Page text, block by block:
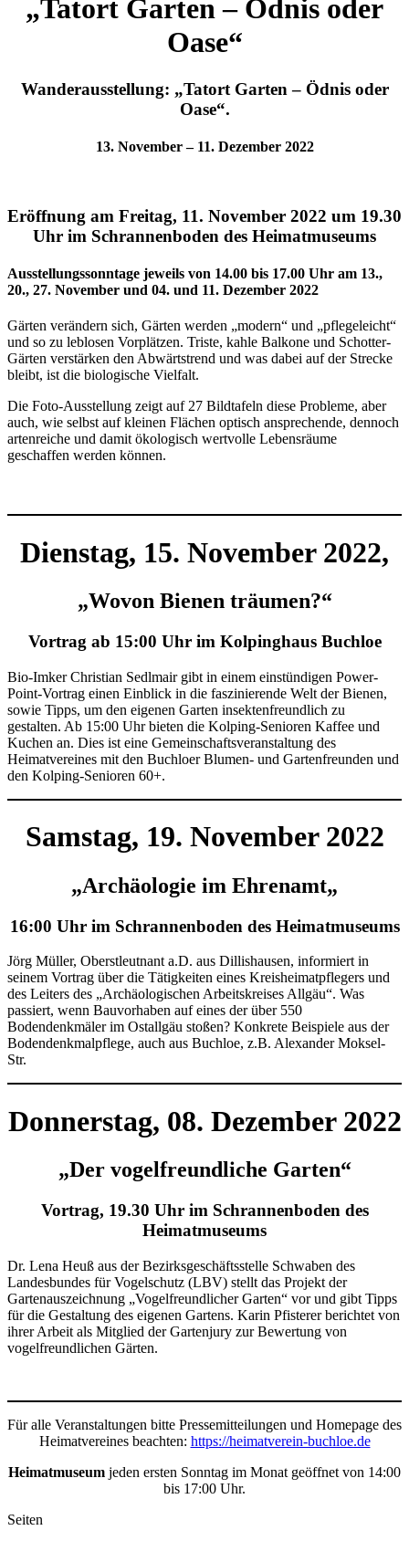
„Tatort Garten – Ödnis oder
Oase“
Wanderausstellung: „Tatort Garten – Ödnis oder
Oase“.
13. November – 11. Dezember 2022
Eröffnung am Freitag, 11. November 2022 um 19.30
Uhr im Schrannenboden des Heimatmuseums
Ausstellungssonntage jeweils von 14.00 bis 17.00 Uhr am 13.,
20., 27. November und 04. und 11. Dezember 2022
Gärten verändern sich, Gärten werden „modern“ und „pflegeleicht“
und so zu leblosen Vorplätzen. Triste, kahle Balkone und Schotter-
Gärten verstärken den Abwärtstrend und was dabei auf der Strecke
bleibt, ist die biologische Vielfalt.
Die Foto-Ausstellung zeigt auf 27 Bildtafeln diese Probleme, aber
auch, wie selbst auf kleinen Flächen optisch ansprechende, dennoch
artenreiche und damit ökologisch wertvolle Lebensräume
geschaffen werden können.
Dienstag, 15. November 2022,
„Wovon Bienen träumen?“
Vortrag ab 15:00 Uhr im KolpinghausBuchloe
Bio-Imker Christian Sedlmair gibt in einem einstündigen Power-
Point-Vortrag einen Einblick in die faszinierende Welt der Bienen,
sowie Tipps, um den eigenen Garten insektenfreundlich zu
gestalten. Ab 15:00 Uhr bieten die Kolping-Senioren Kaffee und
Kuchen an. Dies ist eine Gemeinschaftsveranstaltung des
Heimatvereines mit den Buchloer Blumen- und Gartenfreunden und
den Kolping-Senioren 60+.
Samstag, 19. November 2022
„Archäologie im Ehrenamt„
16:00 Uhr im Schrannenboden des Heimatmuseums
Jörg Müller, Oberstleutnant a.D. aus Dillishausen, informiert in
seinem Vortrag über die Tätigkeiten eines Kreisheimatpflegers und
des Leiters des „Archäologischen Arbeitskreises Allgäu“. Was
passiert, wenn Bauvorhaben auf eines der über 550
Bodendenkmäler im Ostallgäu stoßen? Konkrete Beispiele aus der
Bodendenkmalpflege, auch aus Buchloe, z.B. Alexander Moksel-
Str.
Donnerstag, 08. Dezember 2022
„Der vogelfreundliche Garten“
Vortrag, 19.30 Uhr im Schrannenboden des
Heimatmuseums
Dr. Lena Heuß aus der Bezirksgeschäftsstelle Schwaben des
Landesbundes für Vogelschutz (LBV) stellt das Projekt der
Gartenauszeichnung „Vogelfreundlicher Garten“ vor und gibt Tipps
für die Gestaltung des eigenen Gartens. Karin Pfisterer berichtet von
ihrer Arbeit als Mitglied der Gartenjury zur Bewertung von
vogelfreundlichen Gärten.
Für alle Veranstaltungen bitte Pressemitteilungen und Homepage des
Heimatvereines beachten: https://heimatverein-buchloe.de
Heimatmuseum jeden ersten Sonntag im Monat geöffnet von 14:00
bis 17:00 Uhr.
Seiten